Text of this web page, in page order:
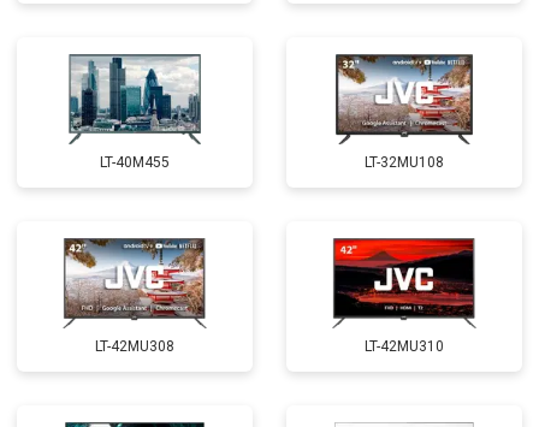
LT-40M455 LT-32MU108
LT-42MU308 LT-42MU310